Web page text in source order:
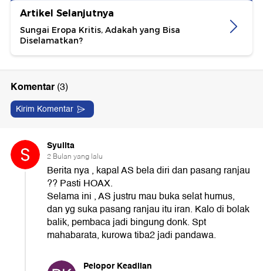
Artikel Selanjutnya
Sungai Eropa Kritis, Adakah yang Bisa
Diselamatkan?